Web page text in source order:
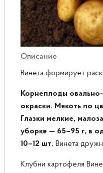
Сирень
Описание
Винета формирует
Корнеплоды
окраски. Мякоть по
Глазки мелкие,
уборке — 65–95 г, в
10–12 шт. Винета
Клубни картофеля